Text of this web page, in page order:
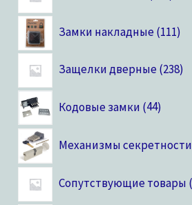
Замки накладные 111
Защелки дверные 238
Кодовые замки 44
Механизмы секретности
Сопутствующие товары